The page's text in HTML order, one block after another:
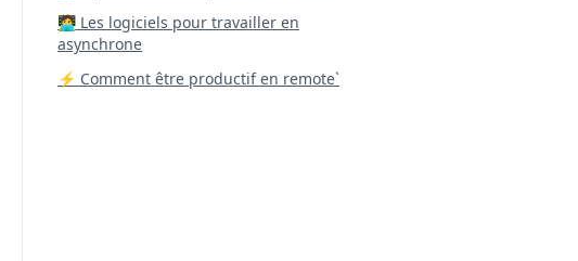
‍🧑‍💻 Les logiciels pour travailler en
asynchrone
⚡ Comment être productif en remote`